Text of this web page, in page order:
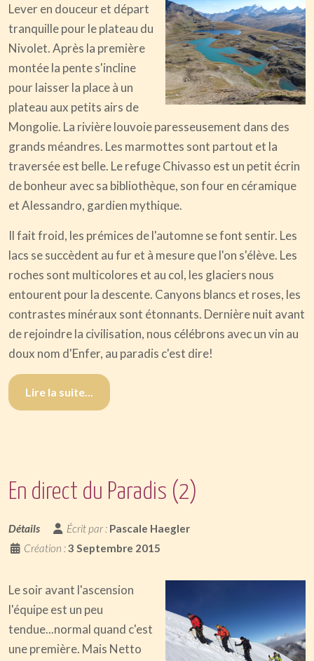
Lever en douceur et départ
tranquille pour le plateau du
Nivolet. Après la première
montée la pente s'incline
pour laisser la place à un
plateau aux petits airs de
Mongolie. La rivière louvoie paresseusement dans des
grands méandres. Les marmottes sont partout et la
traversée est belle. Le refuge Chivasso est un petit écrin
de bonheur avec sa bibliothèque, son four en céramique
et Alessandro, gardien mythique.
Il fait froid, les prémices de l'automne se font sentir. Les
lacs se succèdent au fur et à mesure que l'on s'élève. Les
roches sont multicolores et au col, les glaciers nous
entourent pour la descente. Canyons blancs et roses, les
contrastes minéraux sont étonnants. Dernière nuit avant
de rejoindre la civilisation, nous célébrons avec un vin au
doux nom d'Enfer, au paradis c'est dire!
Lire la suite...
En direct du Paradis (2)
Détails Écrit par : Pascale Haegler
Création :3 Septembre 2015
Le soir avant l'ascension
l'équipe est un peu
tendue...normal quand c'est
une première. Mais Netto